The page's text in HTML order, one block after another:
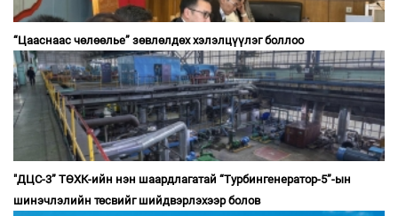
“Цааснаас чөлөөлье” зөвлөлдөх хэлэлцүүлэг боллоо
"ДЦС-3” ТӨХК-ийн нэн шаардлагатай “Турбингенератор-5”-ын
шинэчлэлийн төсвийг шийдвэрлэхээр болов